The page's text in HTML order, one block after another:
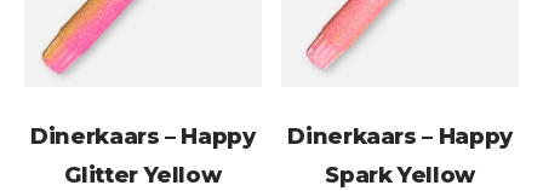
Dinerkaars – Happy
Glitter Yellow
Dinerkaars – Happy
Spark Yellow